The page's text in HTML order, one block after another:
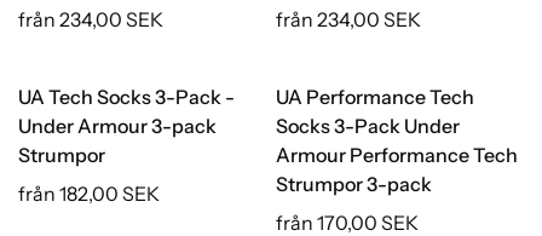
från 234,00 SEK
från 234,00 SEK
UA Tech Socks 3-Pack -
Under Armour 3-pack
Strumpor
från 182,00 SEK
UA Performance Tech
Socks 3-Pack Under
Armour Performance Tech
Strumpor 3-pack
från 170,00 SEK